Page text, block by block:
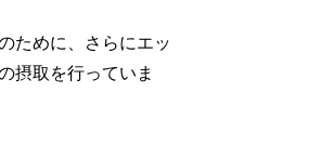
ために、さらにエッ
摂取を行っていま